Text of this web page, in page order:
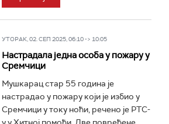
УТОРАК, 02. СЕП 2025, 06:10 -> 10:05
Настрадала једна особа у пожару у
Сремчици
Мушкарац стар 55 година је
настрадао у пожару који је избио у
Сремчици у току ноћи, речено је РТС-